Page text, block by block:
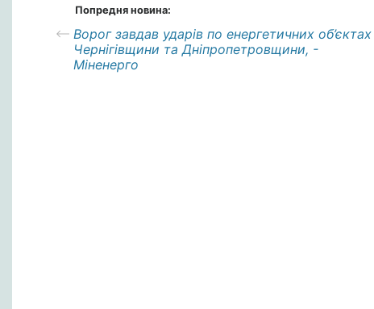
Попредня новина:
Ворог завдав ударів по енергетичних об’єктах
Чернігівщини та Дніпропетровщини, -
Міненерго